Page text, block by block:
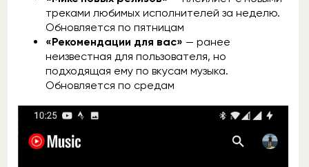
треками любимых исполнителей за неделю.
Обновляется по пятницам
«Рекомендации для вас» — ранее
неизвестная для пользователя, но
подходящая ему по вкусам музыка.
Обновляется по средам